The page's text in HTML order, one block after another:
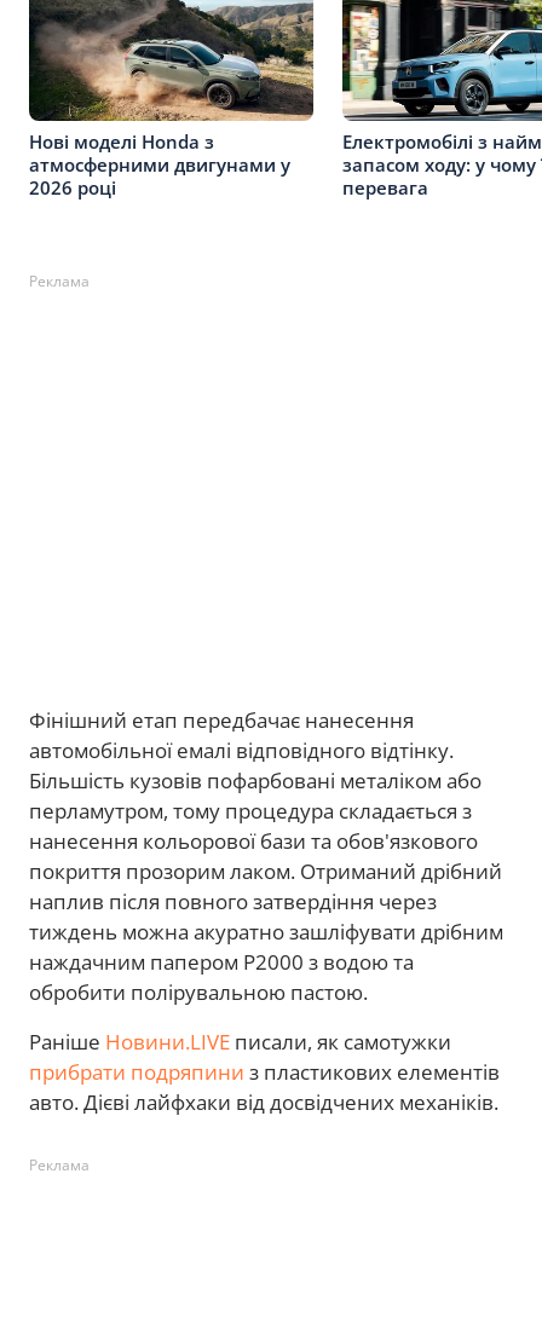
Нові моделі Honda з
атмосферними двигунами у
2026 році
Електромобілі з
запасом ходу: у чому
перевага
Реклама
Фінішний етап передбачає нанесення
автомобільної емалі відповідного відтінку.
Більшість кузовів пофарбовані металіком або
перламутром, тому процедура складається з
нанесення кольорової бази та обов'язкового
покриття прозорим лаком. Отриманий дрібний
наплив після повного затвердіння через
тиждень можна акуратно зашліфувати дрібним
наждачним папером P2000 з водою та
обробити полірувальною пастою.
Раніше Новини.LIVE писали, як самотужки
прибрати подряпини з пластикових елементів
авто. Дієві лайфхаки від досвідчених механіків.
Реклама